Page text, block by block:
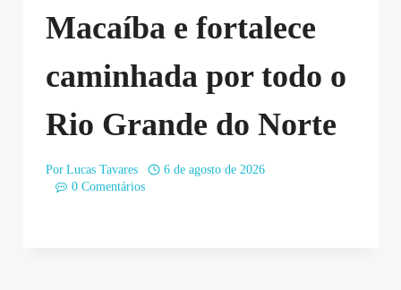
Macaíba e fortalece
caminhada por todo o
Rio Grande do Norte
Por Lucas Tavares
6 de agosto de 2026
0 Comentários